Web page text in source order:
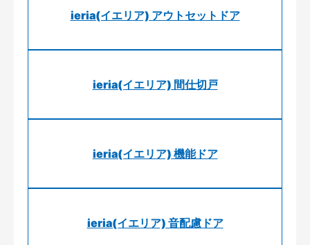
ieria(イエリア) アウトセットドア
ieria(イエリア) 間仕切戸
ieria(イエリア) 機能ドア
ieria(イエリア) 音配慮ドア